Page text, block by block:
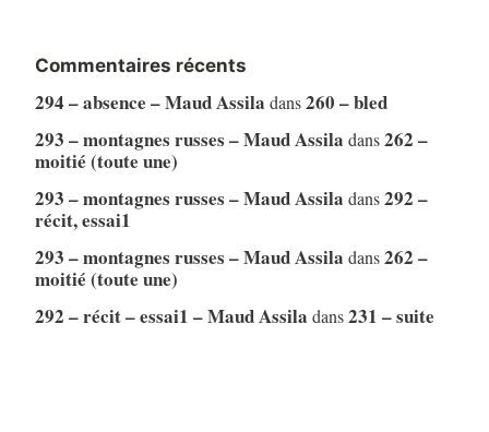
Commentaires récents
294 – absence – Maud Assila dans260 – bled
293 – montagnes russes – Maud Assila dans262 –
moitié (toute une)
293 – montagnes russes – Maud Assila dans292 –
récit, essai1
293 – montagnes russes – Maud Assila dans262 –
moitié (toute une)
292 – récit – essai1 – Maud Assila dans231 – suite